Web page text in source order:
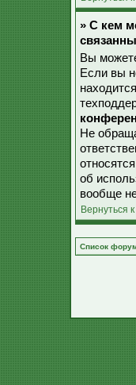
» С кем
Вы
Если вы
Не
об
вообще
Вернуться
Список